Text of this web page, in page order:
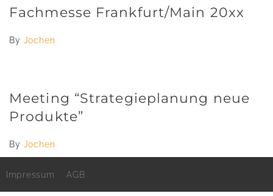
Fachmesse Frankfurt/Main 20xx
By Jochen
Meeting “Strategieplanung neue
Produkte”
By Jochen
Impressum AGB